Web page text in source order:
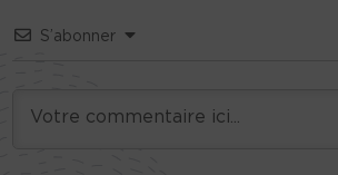
S’abonner